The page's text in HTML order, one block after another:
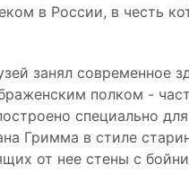
в России, в честь
занял современное
полком -
специально
Гримма в стиле
от нее стены с